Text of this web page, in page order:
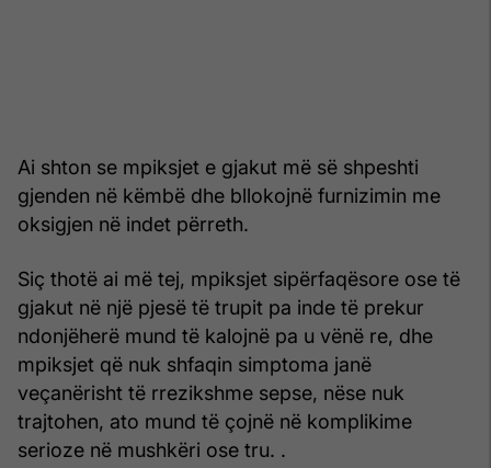
Ai shton se mpiksjet e gjakut më së shpeshti
gjenden në këmbë dhe bllokojnë furnizimin me
oksigjen në indet përreth.
Siç thotë ai më tej, mpiksjet sipërfaqësore ose të
gjakut në një pjesë të trupit pa inde të prekur
ndonjëherë mund të kalojnë pa u vënë re, dhe
mpiksjet që nuk shfaqin simptoma janë
veçanërisht të rrezikshme sepse, nëse nuk
trajtohen, ato mund të çojnë në komplikime
serioze në mushkëri ose tru. .